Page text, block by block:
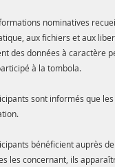
nominatives
aux fichiers et aux
des données à caractère
à la tombola.
sont informés que
bénéficient auprès
les concernant, ils